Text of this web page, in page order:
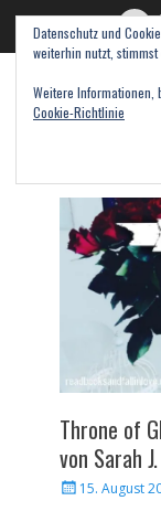
Throne of
von Sarah
Veröffentlicht
15. August
Datenschutz und
weiterhin nutzt, stimmst
Weitere Informationen,
Cookie-Richtlinie